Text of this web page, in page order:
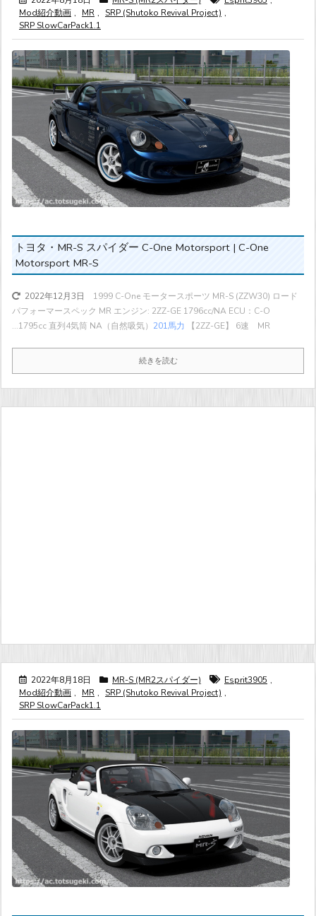
Mod紹介動画 , MR , SRP (Shutoko Revival Project) ,
SRP SlowCarPack1.1
トヨタ・MR-S スパイダー C-One Motorsport | C-One
Motorsport MR-S
2022年12月3日
1999 C-One モータースポーツ MR-S (ZZW30) ロード
パフォーマースペック MR エンジン: 2ZZ-GE 1796cc/NA ECU：C-O
...1795cc 直列4気筒 NA（自然吸気） 201馬力 【2ZZ-GE】 6速 MR
続きを読む
2022年8月18日 MR-S (MR2スパイダー) Esprit3905 ,
Mod紹介動画 , MR , SRP (Shutoko Revival Project) ,
SRP SlowCarPack1.1